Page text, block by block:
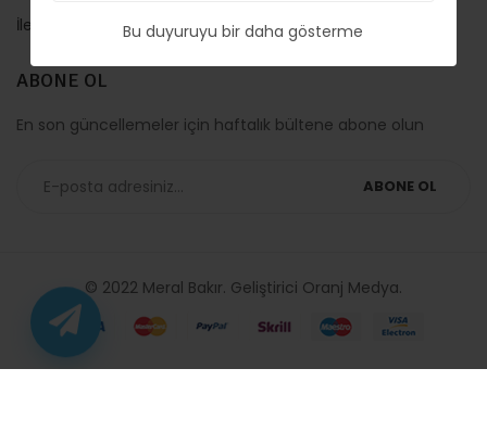
Bu duyuruyu bir daha gösterme
İletişim
ABONE OL
En son güncellemeler için haftalık bültene abone olun
ABONE OL
© 2022 Meral Bakır. Geliştirici Oranj Medya.